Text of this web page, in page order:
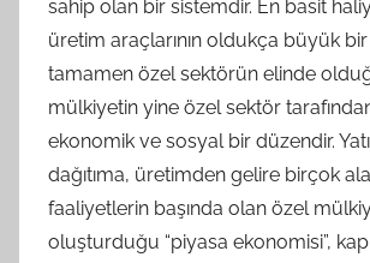
sahip olan bir sistemdir. En basit
üretim araçlarının oldukça büyük
tamamen özel sektörün elinde
mülkiyetin yine özel sektör
ekonomik ve sosyal bir düzendir.
dağıtıma, üretimden gelire birçok
faaliyetlerin başında olan özel
oluşturduğu “piyasa ekonomisi”,